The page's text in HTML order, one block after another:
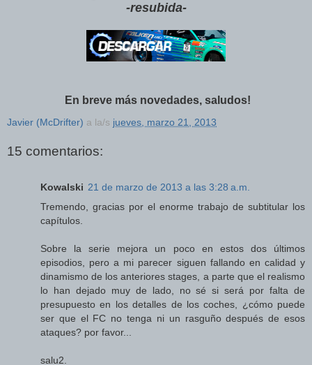
-resubida-
En breve más novedades, saludos!
Javier (McDrifter) a la/s jueves, marzo 21, 2013
15 comentarios:
Kowalski 21 de marzo de 2013 a las 3:28 a.m.
Tremendo, gracias por el enorme trabajo de subtitular los
capítulos.
Sobre la serie mejora un poco en estos dos últimos
episodios, pero a mi parecer siguen fallando en calidad y
dinamismo de los anteriores stages, a parte que el realismo
lo han dejado muy de lado, no sé si será por falta de
presupuesto en los detalles de los coches, ¿cómo puede
ser que el FC no tenga ni un rasguño después de esos
ataques? por favor...
salu2.